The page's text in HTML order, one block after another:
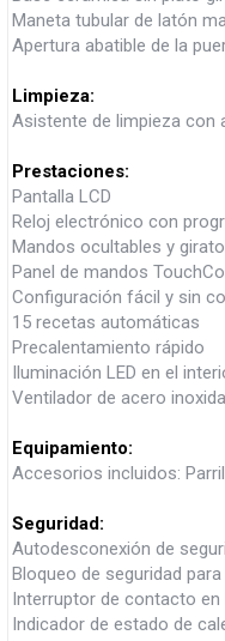
Maneta tubular de latón
Apertura abatible de la
Limpieza:
Asistente de limpieza con
Prestaciones:
Pantalla LCD
Reloj electrónico con
Mandos ocultables y
Panel de mandos
Configuración fácil y sin
15 recetas automáticas
Precalentamiento rápido
Iluminación LED en el
Ventilador de acero
Equipamiento:
Accesorios incluidos:
Seguridad:
Autodesconexión de
Bloqueo de seguridad
Interruptor de contacto en
Indicador de estado de